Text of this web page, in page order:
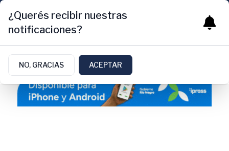
¿Querés recibir nuestras
notificaciones?
NO, GRACIAS ACEPTAR